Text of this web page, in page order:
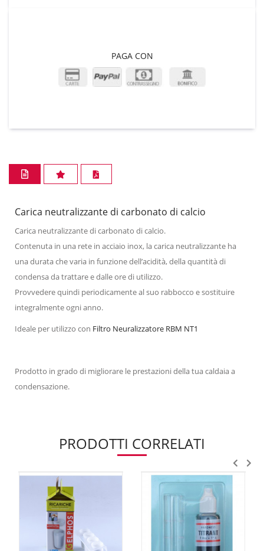
PAGA CON
Carica neutralizzante di carbonato di calcio
Carica neutralizzante di carbonato di calcio.
Contenuta in una rete in acciaio inox, la carica neutralizzante ha
una durata che varia in funzione dell’acidità, della quantità di
condensa da trattare e dalle ore di utilizzo.
Provvedere quindi periodicamente al suo rabbocco e sostituire
integralmente ogni anno.
Ideale per utilizzo con Filtro Neuralizzatore RBM NT1
Prodotto in grado di migliorare le prestazioni della tua caldaia a
condensazione.
PRODOTTI CORRELATI